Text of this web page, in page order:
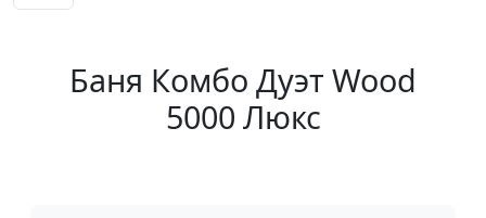
Баня Комбо Дуэт Wood
5000 Люкс